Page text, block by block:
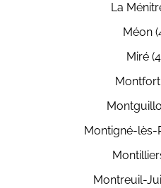
La
Méon
Miré
Montigné-lès-
Montreuil-